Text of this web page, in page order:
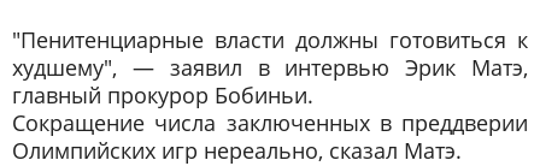
"Пенитенциарные власти должны готовиться к
худшему", — заявил в интервью Эрик Матэ,
главный прокурор Бобиньи.
Сокращение числа заключенных в преддверии
Олимпийских игр нереально, сказал Матэ.